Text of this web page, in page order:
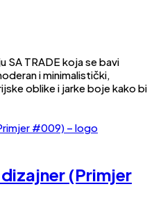
SA TRADE koja se bavi
i minimalistički,
oblike i jarke boje kako bi
(Primjer